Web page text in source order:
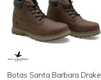
Botas Santa Barbara Drake